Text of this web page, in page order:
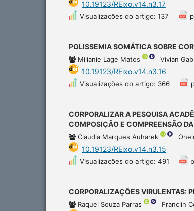
10.19123/REixo.v14.n3.17
Visualizações do artigo: 137
POLISSEMIA SOMÁTICA SOBRE
Milianie Lage Matos Vivian
10.19123/REixo.v14.n3.16
Visualizações do artigo: 366
CORPORALIZAR A PESQUISA
COMPOSIÇÃO E COMPREENSÃO
Claudia Marques Auharek
10.19123/REixo.v14.n3.15
Visualizações do artigo: 491
CORPORALIZAÇÕES VIRULENTAS:
Raquel Souza Parras Franclin